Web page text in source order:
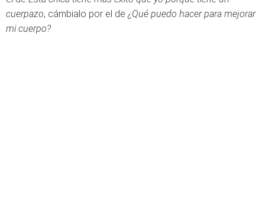
cuerpazo, cámbialo por el de ¿Qué puedo hacer para mejorar
mi cuerpo?